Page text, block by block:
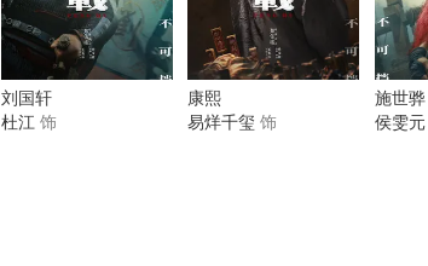
刘国轩
杜江 饰
康熙
易烊千玺 饰
施世骅
侯雯元